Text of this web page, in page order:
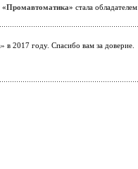
«Промавтоматика» стала обладателем
в 2017 году. Спасибо вам за доверие.